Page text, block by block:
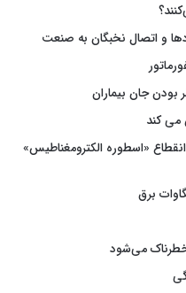
و اتصال نخبگان به صنعت
جان بیماران
می کند
انقطاع «اسطوره الکترومغناطیس»
خطرناک می‌شود